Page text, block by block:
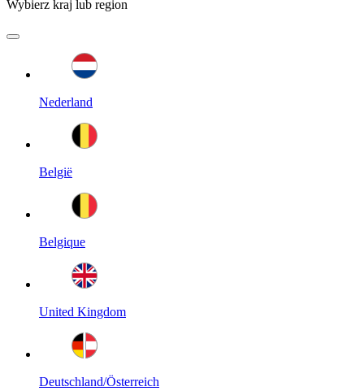
Wybierz kraj lub region
Nederland
België
Belgique
United Kingdom
Deutschland/Österreich